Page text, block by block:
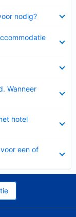
nodig?
Wanneer
hotel
een of